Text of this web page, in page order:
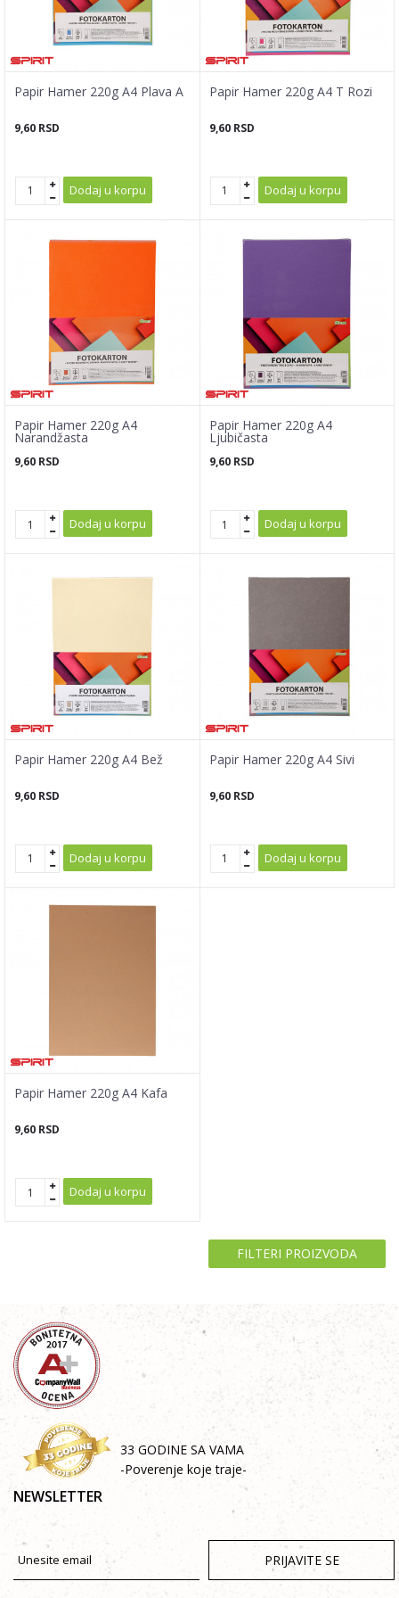
Papir Hamer 220g A4 Plava A
9,60 RSD
Dodaj u korpu
Papir Hamer 220g A4 T Rozi
9,60 RSD
Dodaj u korpu
Papir Hamer 220g A4
Narandžasta
9,60 RSD
Dodaj u korpu
Papir Hamer 220g A4
Ljubičasta
9,60 RSD
Dodaj u korpu
Papir Hamer 220g A4 Bež
9,60 RSD
Dodaj u korpu
Papir Hamer 220g A4 Sivi
9,60 RSD
Dodaj u korpu
Papir Hamer 220g A4 Kafa
9,60 RSD
Dodaj u korpu
FILTERI PROIZVODA
33 GODINE SA VAMA
-Poverenje koje traje-
NEWSLETTER
PRIJAVITE SE